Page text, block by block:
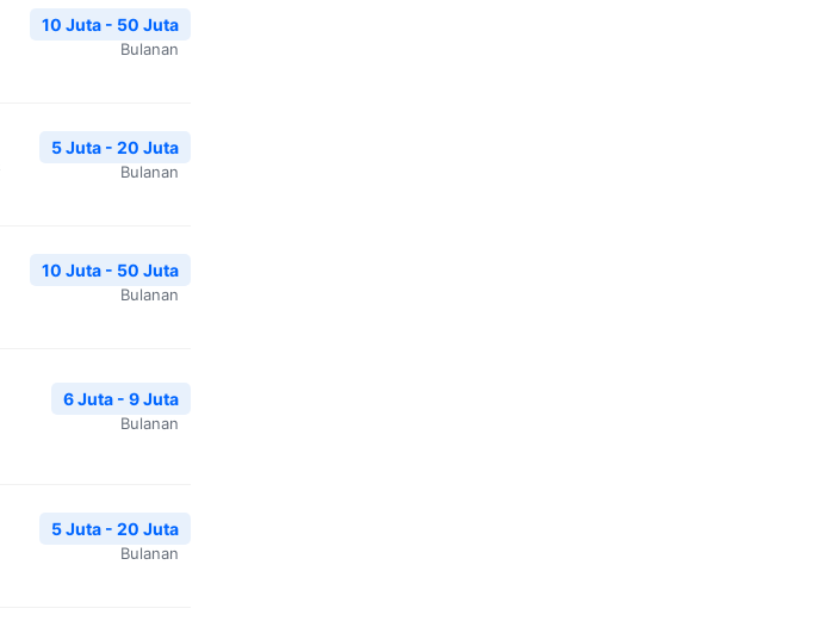
10 Juta - 50 Juta
Bulanan
5 Juta - 20 Juta
Bulanan
10 Juta - 50 Juta
Bulanan
6 Juta - 9 Juta
Bulanan
5 Juta - 20 Juta
Bulanan